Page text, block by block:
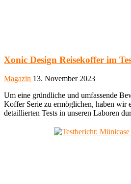
Xonic Design Reisekoffer im
Magazin 13. November 2023
Um eine gründliche und umfassende
Koffer Serie zu ermöglichen, haben wir
detaillierten Tests in unseren Laboren